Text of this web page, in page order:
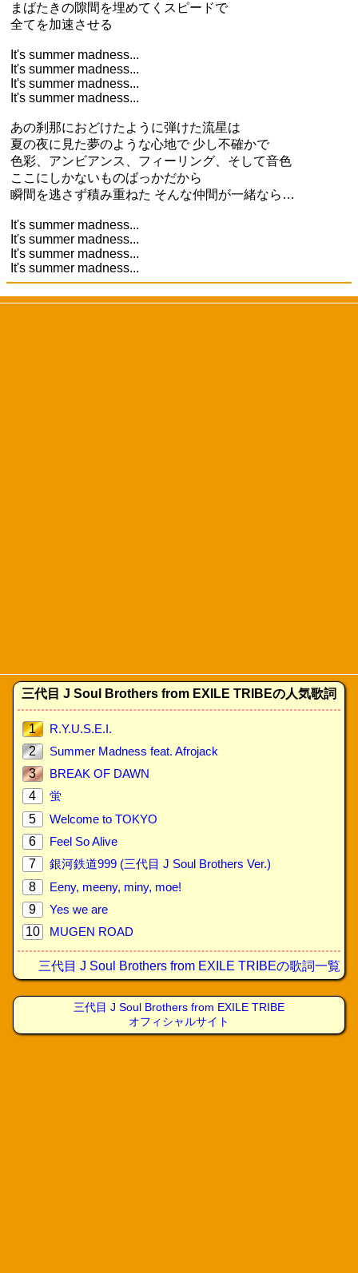
まばたきの隙間を埋めてくスピードで
全てを加速させる
It's summer madness...
It's summer madness...
It's summer madness...
It's summer madness...
あの刹那におどけたように弾けた流星は
夏の夜に見た夢のような心地で 少し不確かで
色彩、アンビアンス、フィーリング、そして音色
ここにしかないものばっかだから
瞬間を逃さず積み重ねた そんな仲間が一緒なら…
It's summer madness...
It's summer madness...
It's summer madness...
It's summer madness...
三代目 J Soul Brothers from EXILE TRIBEの人気歌詞
1
R.Y.U.S.E.I.
2
Summer Madness feat. Afrojack
3
BREAK OF DAWN
4
蛍
5
Welcome to TOKYO
6
Feel So Alive
7
銀河鉄道999 (三代目 J Soul Brothers Ver.)
8
Eeny, meeny, miny, moe!
9
Yes we are
10
MUGEN ROAD
三代目 J Soul Brothers from EXILE TRIBEの歌詞一覧
三代目 J Soul Brothers from EXILE TRIBE
オフィシャルサイト